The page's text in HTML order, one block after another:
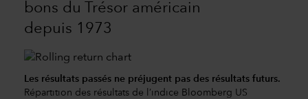
bons du Trésor américain
depuis 1973
Les résultats passés ne préjugent pas des résultats futurs.
Répartition des résultats de l’indice Bloomberg US